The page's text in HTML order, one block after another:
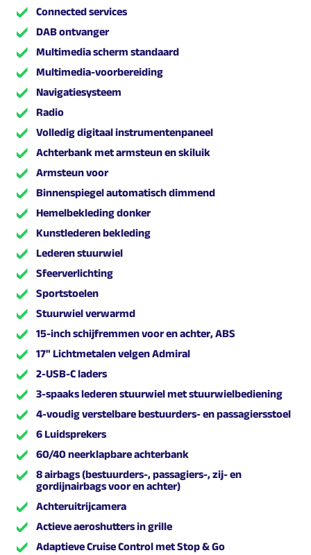
Connected services
DAB ontvanger
Multimedia scherm standaard
Multimedia-voorbereiding
Navigatiesysteem
Radio
Volledig digitaal instrumentenpaneel
Achterbank met armsteun en skiluik
Armsteun voor
Binnenspiegel automatisch dimmend
Hemelbekleding donker
Kunstlederen bekleding
Lederen stuurwiel
Sfeerverlichting
Sportstoelen
Stuurwiel verwarmd
15-inch schijfremmen voor en achter, ABS
17" Lichtmetalen velgen Admiral
2-USB-C laders
3-spaaks lederen stuurwiel met stuurwielbediening
4-voudig verstelbare bestuurders- en passagiersstoel
6 Luidsprekers
60/40 neerklapbare achterbank
8 airbags (bestuurders-, passagiers-, zij- en
gordijnairbags voor en achter)
Achteruitrijcamera
Actieve aeroshutters in grille
Adaptieve Cruise Control met Stop & Go